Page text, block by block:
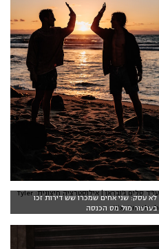
לא עסק: שני אחים שמכרו שש דירות זכו
בערעור מול מס הכנסה
עו"ד סלים ג'ובראן | אילוסטרציה חיצונית: Tyler
Nix, Unsplash